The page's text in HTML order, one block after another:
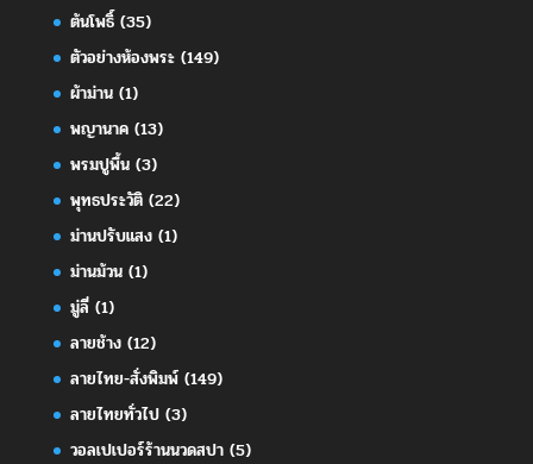
ต้นโพธิ์(35)
ตัวอย่างห้องพระ(149)
ผ้าม่าน(1)
พญานาค(13)
พรมปูพื้น(3)
พุทธประวัติ(22)
ม่านปรับแสง(1)
ม่านม้วน(1)
มู่ลี่(1)
ลายช้าง(12)
ลายไทย-สั่งพิมพ์(149)
ลายไทยทั่วไป(3)
วอลเปเปอร์ร้านนวดสปา(5)